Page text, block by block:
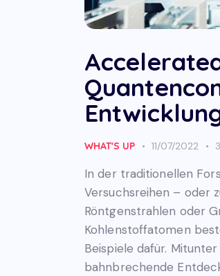
WHAT'S UP 11/07/2022
In der traditionellen
Versuchsreihen – oder
Röntgenstrahlen oder
Kohlenstoffatomen
Beispiele dafür.
bahnbrechende